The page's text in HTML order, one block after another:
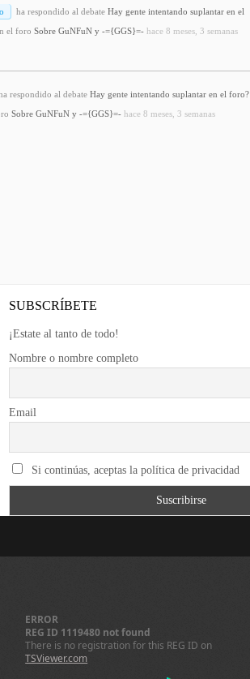
ha respondido al debate Hay gente intentando suplantar en el
el foro Sobre GuNFuN y -={GGS}=- hace 8 meses, 3 semanas
respondido al debate Hay gente intentando suplantar en el foro?
Sobre GuNFuN y -={GGS}=- hace 8 meses, 3 semanas
SUBSCRÍBETE
¡Estate al tanto de todo!
Nombre o nombre completo
Email
Si continúas, aceptas la política de privacidad
ERROR
REG ID 1119480 not found
There is no registration for this REG ID on
TSViewer.com